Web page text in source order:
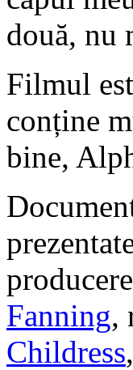
două, nu
Filmul
conține
bine,
Fanning,
Childress